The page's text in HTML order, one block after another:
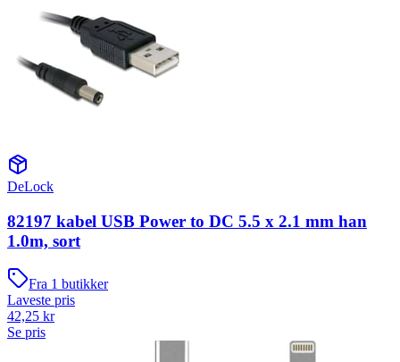
DeLock
82197 kabel USB Power to DC 5.5 x 2.1 mm han
1.0m, sort
Fra 1 butikker
Laveste pris
42,25 kr
Se pris